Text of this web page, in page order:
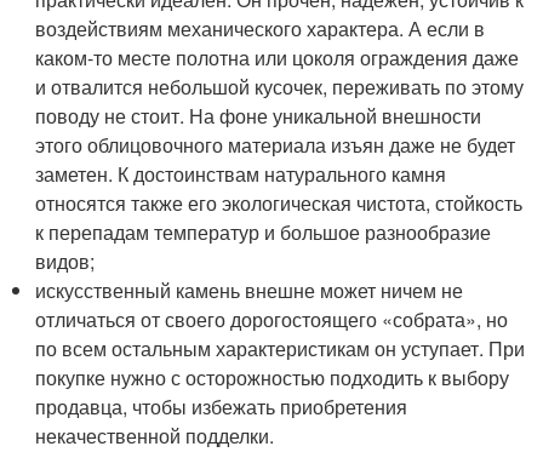
воздействиям механического характера. А если в
каком-то месте полотна или цоколя ограждения даже
и отвалится небольшой кусочек, переживать по этому
поводу не стоит. На фоне уникальной внешности
этого облицовочного материала изъян даже не будет
заметен. К достоинствам натурального камня
относятся также его экологическая чистота, стойкость
к перепадам температур и большое разнообразие
видов;
искусственный камень внешне может ничем не
отличаться от своего дорогостоящего «собрата», но
по всем остальным характеристикам он уступает. При
покупке нужно с осторожностью подходить к выбору
продавца, чтобы избежать приобретения
некачественной подделки.